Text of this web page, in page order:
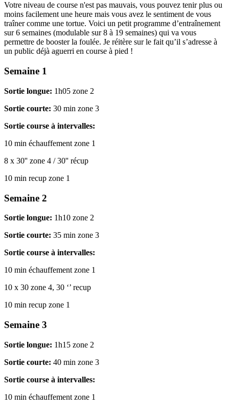
Votre niveau de course n'est pas mauvais, vous pouvez tenir plus ou
moins facilement une heure mais vous avez le sentiment de vous
traîner comme une tortue. Voici un petit programme d’entraînement
sur 6 semaines (modulable sur 8 à 19 semaines) qui va vous
permettre de booster la foulée. Je réitère sur le fait qu’il s’adresse à
un public déjà aguerri en course à pied !
Semaine 1
Sortie longue: 1h05 zone 2
Sortie courte: 30 min zone 3
Sortie course à intervalles:
10 min échauffement zone 1
8 x 30'' zone 4 / 30'' récup
10 min recup zone 1
Semaine 2
Sortie longue: 1h10 zone 2
Sortie courte: 35 min zone 3
Sortie course à intervalles:
10 min échauffement zone 1
10 x 30 zone 4, 30 ‘’ recup
10 min recup zone 1
Semaine 3
Sortie longue: 1h15 zone 2
Sortie courte: 40 min zone 3
Sortie course à intervalles:
10 min échauffement zone 1